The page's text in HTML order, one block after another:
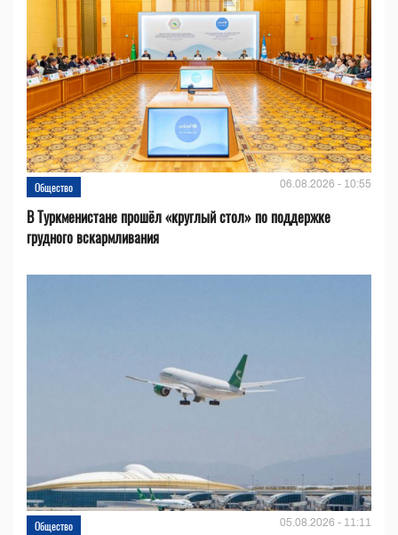
Общество 06.08.2026 - 10:55
В Туркменистане прошёл «круглый стол» по поддержке
грудного вскармливания
Общество 05.08.2026 - 11:11